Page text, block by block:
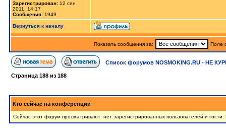
Зарегистрирован: 12 сен
2011, 14:17
Сообщения: 1949
Вернуться к началу
Показать сообщения за: Поле
Список форумов NOSMOKING.RU - НЕ
Страница 188 из 188
Кто сейчас на конференции
Сейчас этот форум просматривают: нет зарегистрированных пользователей и гости: